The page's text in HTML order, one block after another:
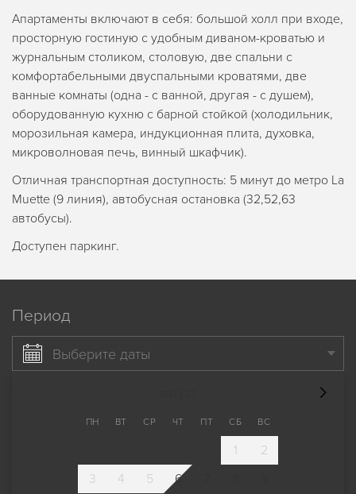
Апартаменты включают в себя: большой холл при входе,
просторную гостиную с удобным диваном-кроватью и
журнальным столиком, столовую, две спальни с
комфортабельными двуспальными кроватями, две
ванные комнаты (одна - с ванной, другая - с душем),
оборудованную кухню с барной стойкой (холодильник,
морозильная камера, индукционная плита, духовка,
микроволновая печь, винный шкафчик).
Отличная транспортная доступность: 5 минут до метро La
Muette (9 линия), автобусная остановка (32,52,63
автобусы).
Доступен паркинг.
Период
Выберите даты
ПН ВТ СР ЧТ ПТ СБ ВС
1
2
3
4 5 6